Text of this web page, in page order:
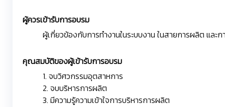
ผู้ควรเข้ารับการอบรม
ผู้เกี่ยวข้องกับการทำงานในระบบงาน ในสายการผลิต และ
คุณสมบัติของผู้เข้ารับการอบรม
1. จบวิศวกรรมอุตสาหการ
2. จบบริหารการผลิต
3. มีความรู้ความเข้าใจการบริหารการผลิต